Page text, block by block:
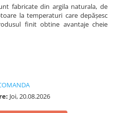
fabricate din argila naturala, de
la temperaturi care depășesc
finit obtine avantaje cheie
Joi, 20.08.2026